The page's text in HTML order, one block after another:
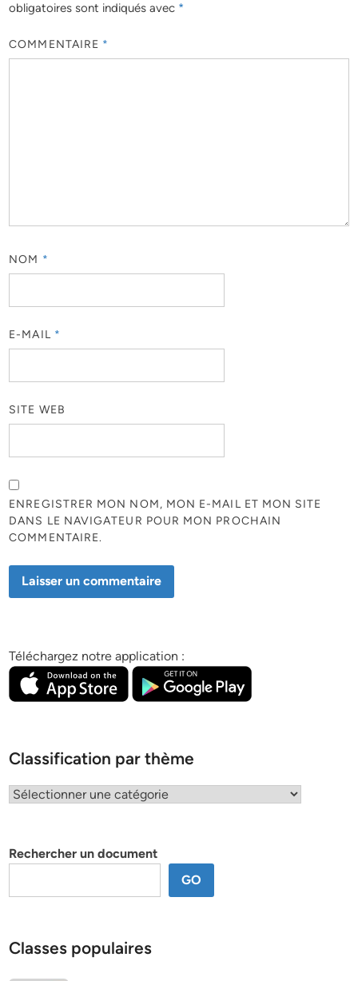
obligatoires sont indiqués avec *
COMMENTAIRE *
NOM *
E-MAIL *
SITE WEB
ENREGISTRER MON NOM, MON E-MAIL ET MON SITE
DANS LE NAVIGATEUR POUR MON PROCHAIN
COMMENTAIRE.
Téléchargez notre application :
Classification par thème
Classification
Rechercher un document
GO
Classes populaires